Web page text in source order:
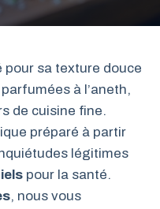
pour sa texture douce
à l’aneth,
de cuisine fine.
préparé à partir
légitimes
pour la santé.
, nous vous